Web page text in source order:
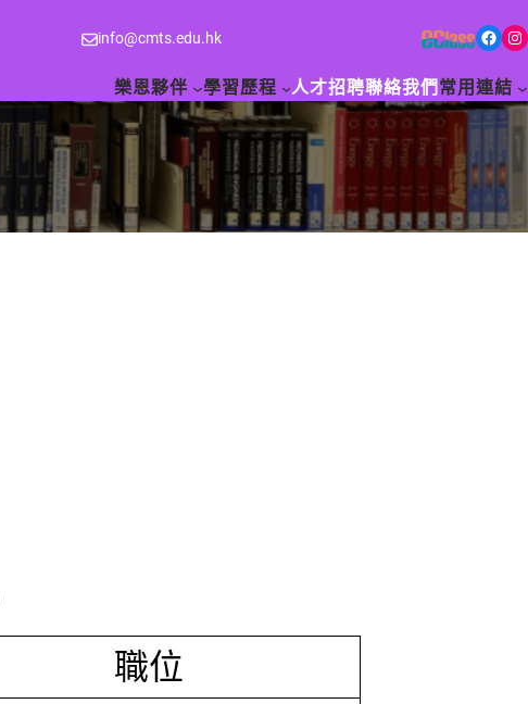
info@cmts.edu.hk Facebook Instagram
樂恩夥伴 學習歷程 人才招聘聯絡我們 常用連結
職位